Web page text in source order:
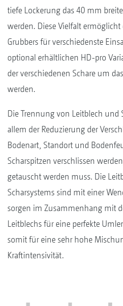
tiefe Lockerung das 40 mm
werden. Diese Vielfalt
Grubbers für verschiedenste
optional erhältlichen HD-pro
der verschiedenen Schare um
werden.
Die Trennung von Leitblech und
allem der Reduzierung der
Bodenart, Standort und
Scharspitzen verschlissen
getauscht werden muss. Die
Scharsystems sind mit einer
sorgen im Zusammenhang mit
Leitblechs für eine perfekte
somit für eine sehr hohe
Kraftintensivität.